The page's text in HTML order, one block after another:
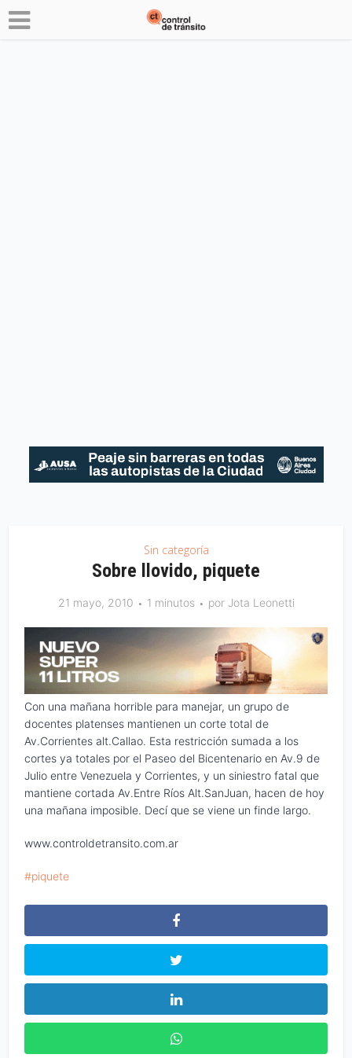
Sin categoría
Sobre llovido, piquete
21 mayo, 2010 1 minutos por Jota Leonetti
Con una mañana horrible para manejar, un grupo de
docentes platenses mantienen un corte total de
Av.Corrientes alt.Callao. Esta restricción sumada a los
cortes ya totales por el Paseo del Bicentenario en Av.9 de
Julio entre Venezuela y Corrientes, y un siniestro fatal que
mantiene cortada Av.Entre Ríos Alt.SanJuan, hacen de hoy
una mañana imposible. Decí que se viene un finde largo.
www.controldetransito.com.ar
piquete